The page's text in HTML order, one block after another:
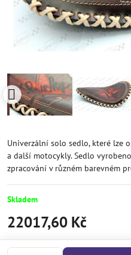
Univerzální solo sedlo, které lze
a další motocykly. Sedlo
zpracování v různém barevném
Skladem
22017,60 Kč